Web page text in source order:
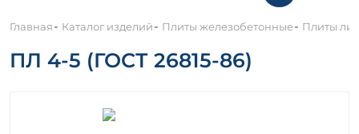
Главная- Каталог изделий- Плиты железобетонные- Плиты
ПЛ 4-5 (ГОСТ 26815-86)